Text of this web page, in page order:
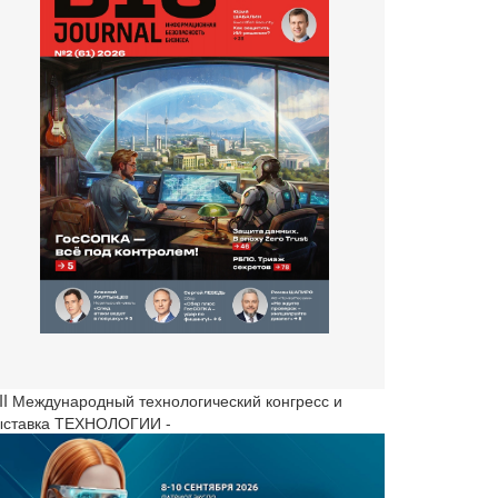
Международный технологический конгресс и
ТЕХНОЛОГИИ -